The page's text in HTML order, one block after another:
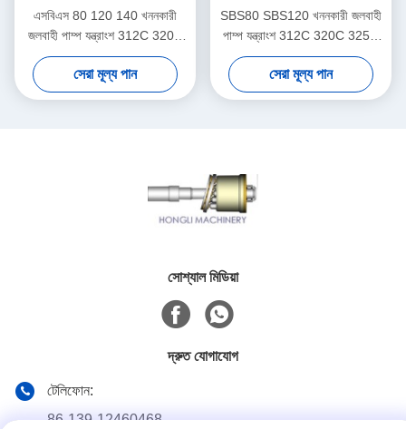
এসবিএস 80 120 140 খননকারী
জলবাহী পাম্প যন্ত্রাংশ 312C 320C
325C সমর্থন
সেরা মূল্য পান
SBS80 SBS120 খননকারী জলবাহী
পাম্প যন্ত্রাংশ 312C 320C 325C
মেরামত
সেরা মূল্য পান
সোশ্যাল মিডিয়া
দ্রুত যোগাযোগ
টেলিফোন:
86-139-12460468